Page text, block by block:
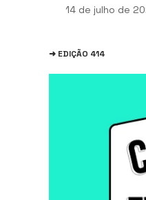
14 de julho de
➜ EDIÇÃO 414